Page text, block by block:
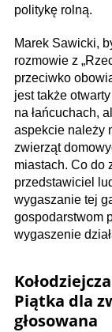
politykę rolną.
Marek Sawicki,
rozmowie z
przeciwko
jest także
na łańcuchach,
aspekcie należy
zwierząt
miastach. Co do
przedstawiciel
wygaszanie tej
gospodarstwom
wygaszenie
Piątka dla
głosowana